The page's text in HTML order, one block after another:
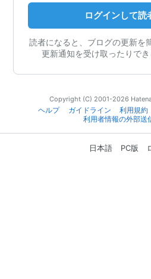
ログインして読
読者になると、ブログの更新を
更新通知を受け取ったりでき
Copyright (C) 2001-2026
ヘルプ
ガイドライン 利用規約
利用者情報の外部送
日本語 PC版